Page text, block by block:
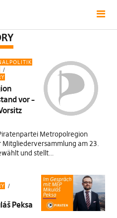
vor –
Metropolregion
am 23.
und stellt…
Peksa